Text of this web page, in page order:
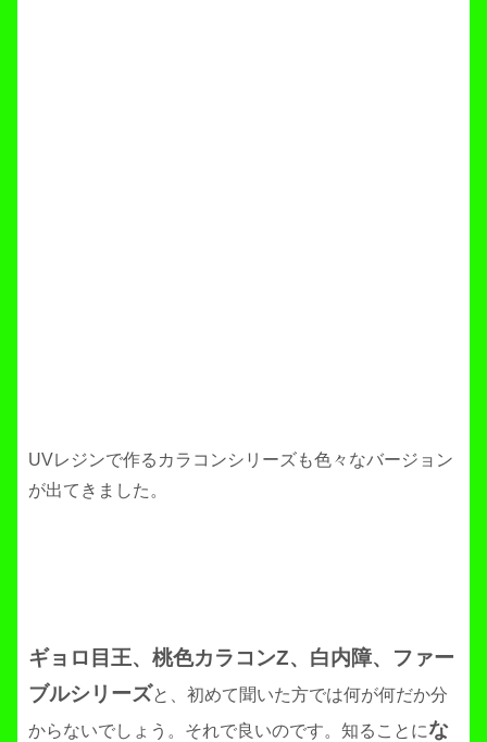
UVレジンで作るカラコンシリーズも色々なバージョン
が出てきました。
ギョロ目王、桃色カラコンZ、白内障、ファー
ブルシリーズと、初めて聞いた方では何が何だか分
からないでしょう。それで良いのです。知ることにな